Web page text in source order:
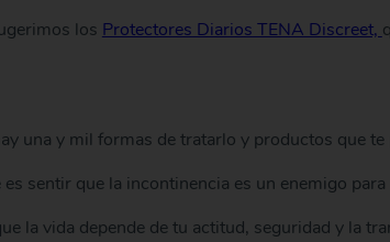
los Protectores Diarios TENA Discreet,
una y mil formas de tratarlo y productos que te
sentir que la incontinencia es un enemigo
la vida depende de tu actitud, seguridad y la